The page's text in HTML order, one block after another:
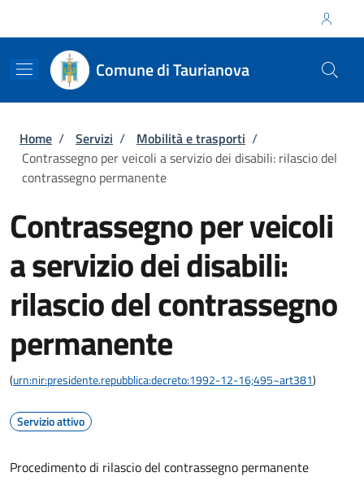
Comune di Taurianova
Briciole di pane
Home / Servizi / Mobilità e trasporti /
Contrassegno per veicoli a servizio dei disabili: rilascio del
contrassegno permanente
Contrassegno per veicoli
a servizio dei disabili:
rilascio del contrassegno
permanente
(urn:nir:presidente.repubblica:decreto:1992-12-16;495~art381)
Servizio attivo
Procedimento di rilascio del contrassegno permanente